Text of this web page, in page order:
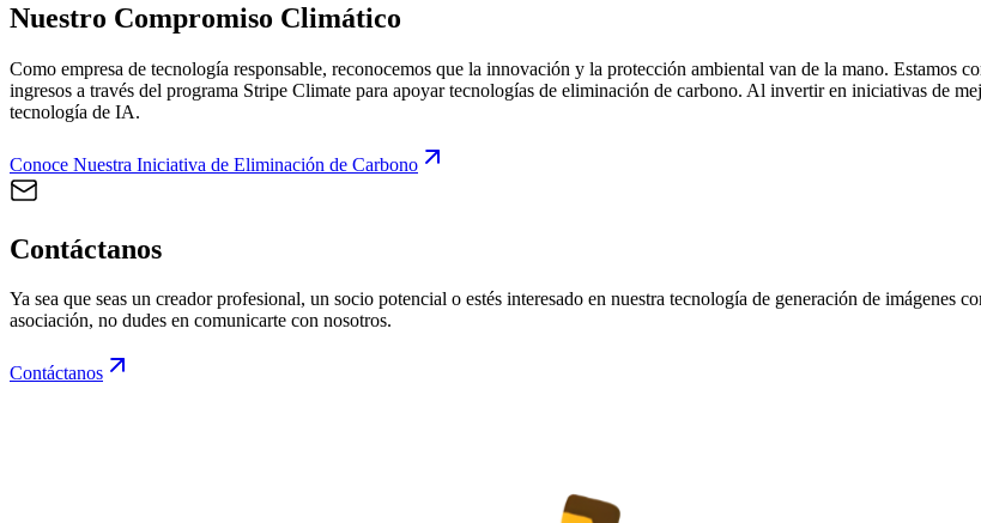
Nuestro Compromiso Climático
Como empresa de tecnología responsable, reconocemos que la innovación y la protección ambiental van de la mano. Estamos
ingresos a través del programa Stripe Climate para apoyar tecnologías de eliminación de carbono. Al invertir en iniciativas de
tecnología de IA.
Conoce Nuestra Iniciativa de Eliminación de Carbono
Contáctanos
Ya sea que seas un creador profesional, un socio potencial o estés interesado en nuestra tecnología de generación de imágenes
asociación, no dudes en comunicarte con nosotros.
Contáctanos